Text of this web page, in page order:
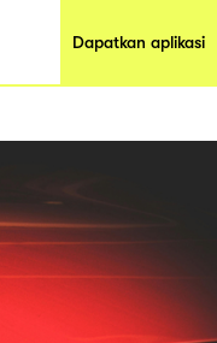
Dapatkan aplikasi